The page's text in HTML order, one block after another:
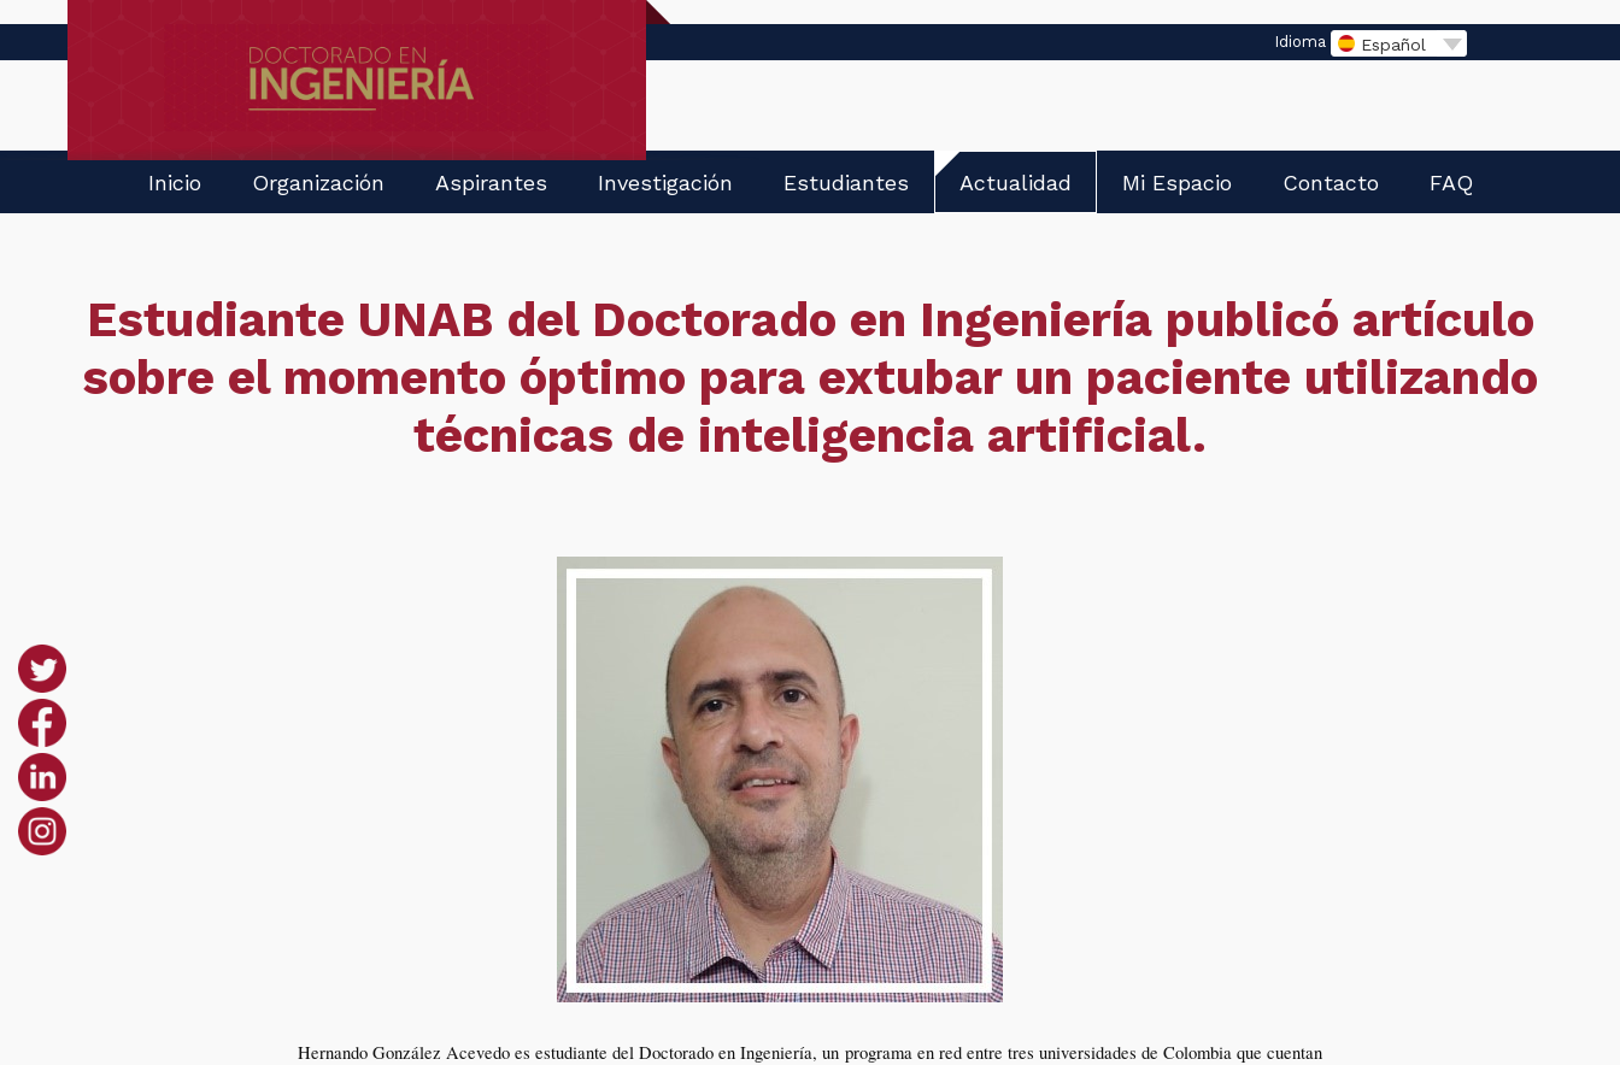
Idioma Español
Inicio Organización Aspirantes Investigación Estudiantes Actualidad Mi Espacio Contacto FAQ
Estudiante UNAB del Doctorado en Ingeniería publicó artículo
sobre el momento óptimo para extubar un paciente utilizando
técnicas de inteligencia artificial.
Hernando González Acevedo es estudiante del Doctorado en Ingeniería, un programa en red entre tres universidades de Colombia que cuentan